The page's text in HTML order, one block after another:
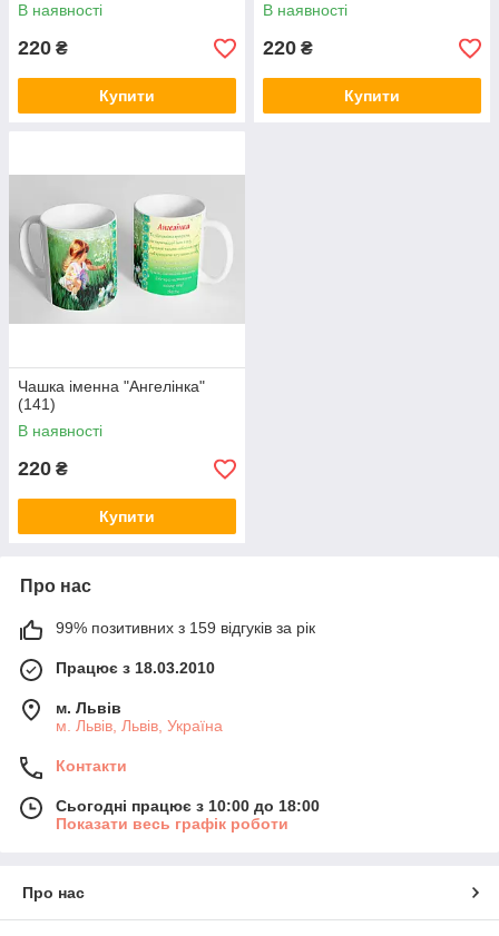
В наявності
220 ₴
Купити
В наявності
220 ₴
Купити
Чашка іменна "Ангелінка"
(141)
В наявності
220 ₴
Купити
Про нас
99% позитивних з 159 відгуків за рік
Працює з 18.03.2010
м. Львів
м. Львів, Львів, Україна
Контакти
Сьогодні працює з 10:00 до 18:00
Показати весь графік роботи
Про нас